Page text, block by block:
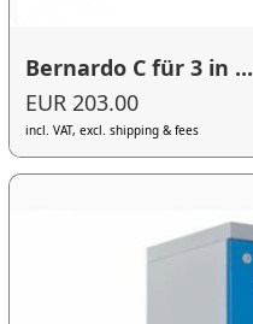
Bernardo C für 3 in ...
EUR 203.00
incl. VAT, excl. shipping & fees